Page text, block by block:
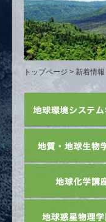
トップページ > 新着情報